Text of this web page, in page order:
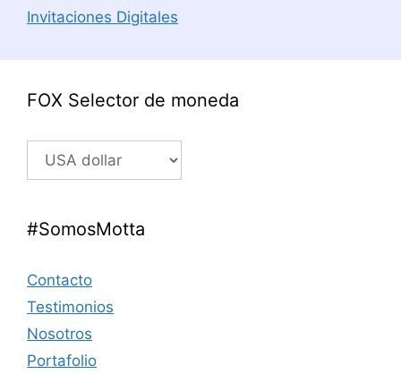
Invitaciones Digitales
FOX Selector de moneda
#SomosMotta
Contacto
Testimonios
Nosotros
Portafolio